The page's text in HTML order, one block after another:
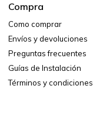
Compra
Como comprar
Envíos y devoluciones
Preguntas frecuentes
Guías de Instalación
Términos y condiciones